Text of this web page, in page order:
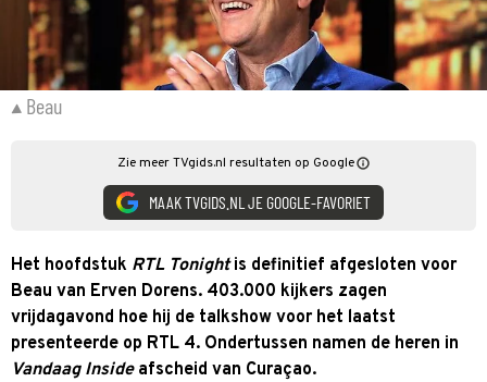
Beau
Zie meer TVgids.nl resultaten op Google
MAAK TVGIDS.NL JE GOOGLE-FAVORIET
Het hoofdstuk RTL Tonightis definitief afgesloten voor
Beau van Erven Dorens. 403.000 kijkers zagen
vrijdagavond hoe hij de talkshow voor het laatst
presenteerde op RTL 4. Ondertussen namen de heren in
Vandaag Insideafscheid van Curaçao.